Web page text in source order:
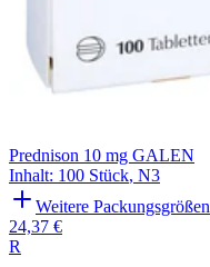
Prednison 10 mg GALEN
Inhalt: 100 Stück, N3
Weitere Packungsgrößen
24,37 €
R